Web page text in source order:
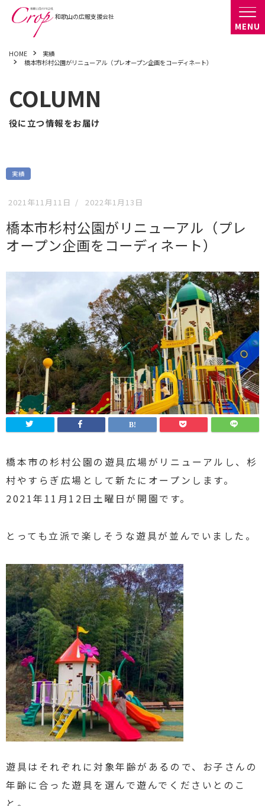
HOME
実績
橋本市杉村公園がリニューアル（プレオープン企画をコーディネート）
COLUMN
役に立つ情報をお届け
実績
2021年11月11日 / 2022年1月13日
橋本市杉村公園がリニューアル（プレ
オープン企画をコーディネート）
橋本市の杉村公園の遊具広場がリニューアルし、杉
村やすらぎ広場として新たにオープンします。
2021年11月12日土曜日が開園です。
とっても立派で楽しそうな遊具が並んでいました。
遊具はそれぞれに対象年齢があるので、お子さんの
年齢に合った遊具を選んで遊んでくださいとのこ